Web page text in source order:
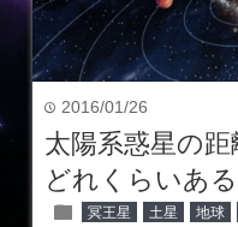
time 2016/01/26
太陽系惑星の距
どれくらいあ
folder 冥王星 土星 地球